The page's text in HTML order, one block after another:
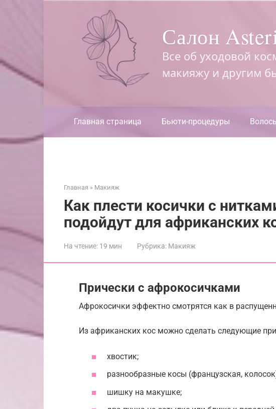
Салон
Все об уходовой
макияжу и другим
Главная страница Бьюти-процедуры
Главная » Макияж
Как плести косички с
подойдут для африканских
На чтение: 19 мин Рубрика: Макияж
Прически с афрокосичками
Афрокосички эффектно смотрятся как в
Из африканских кос можно сделать следующие
хвостик;
разнообразные косы (французская,
шишку на макушке;